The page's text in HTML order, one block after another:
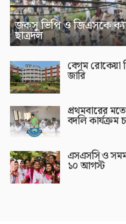
জকসু ভিপি ও জিএসকে
ছাত্রদল
বেগম রোকেয়া
জারি
প্রথমবারের
বদলি কার্যক্রম
এসএসসি ও
১০ আগস্ট